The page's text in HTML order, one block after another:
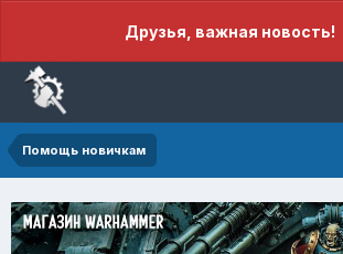
Друзья, важная новость!
Помощь новичкам